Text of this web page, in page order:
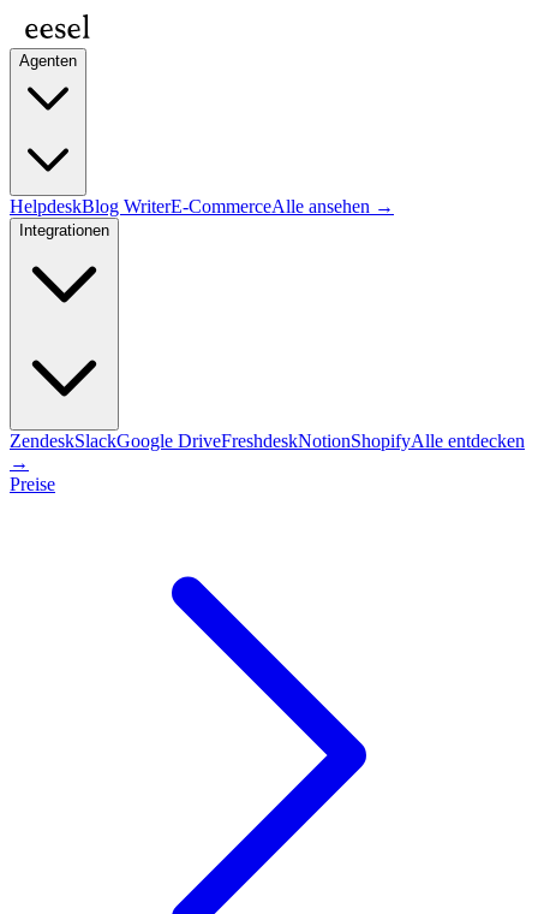
Agenten
HelpdeskBlog WriterE-CommerceAlle ansehen →
Integrationen
ZendeskSlackGoogle DriveFreshdeskNotionShopifyAlle entdecken
→
Preise